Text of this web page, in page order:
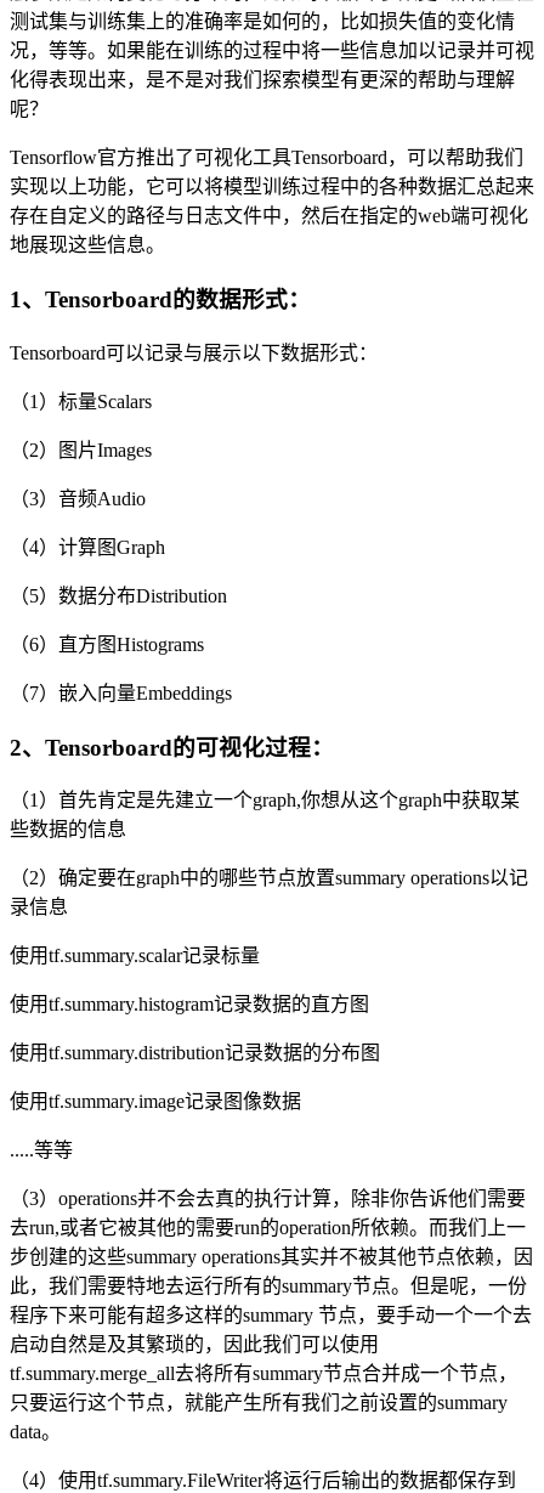
测试集与训练集上的准确率是如何的，比如损失值的变化情
况，等等。如果能在训练的过程中将一些信息加以记录并可视
化得表现出来，是不是对我们探索模型有更深的帮助与理解
呢？
Tensorflow官方推出了可视化工具Tensorboard，可以帮助我们
实现以上功能，它可以将模型训练过程中的各种数据汇总起来
存在自定义的路径与日志文件中，然后在指定的web端可视化
地展现这些信息。
1、Tensorboard的数据形式：
Tensorboard可以记录与展示以下数据形式：
（1）标量Scalars
（2）图片Images
（3）音频Audio
（4）计算图Graph
（5）数据分布Distribution
（6）直方图Histograms
（7）嵌入向量Embeddings
2、Tensorboard的可视化过程：
（1）首先肯定是先建立一个graph,你想从这个graph中获取某
些数据的信息
（2）确定要在graph中的哪些节点放置summary operations以记
录信息
使用tf.summary.scalar记录标量
使用tf.summary.histogram记录数据的直方图
使用tf.summary.distribution记录数据的分布图
使用tf.summary.image记录图像数据
.....等等
（3）operations并不会去真的执行计算，除非你告诉他们需要
去run,或者它被其他的需要run的operation所依赖。而我们上一
步创建的这些summary operations其实并不被其他节点依赖，因
此，我们需要特地去运行所有的summary节点。但是呢，一份
程序下来可能有超多这样的summary 节点，要手动一个一个去
启动自然是及其繁琐的，因此我们可以使用
tf.summary.merge_all去将所有summary节点合并成一个节点，
只要运行这个节点，就能产生所有我们之前设置的summary
data。
（4）使用tf.summary.FileWriter将运行后输出的数据都保存到